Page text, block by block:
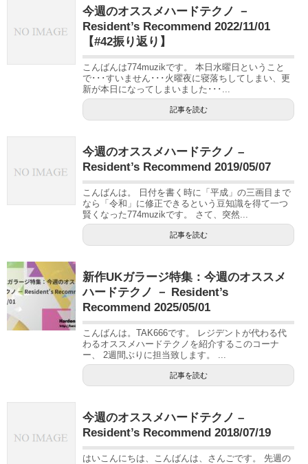
今週のオススメハードテクノ －
Resident’s Recommend 2022/11/01
【#42振り返り】
こんばんは774muzikです。 本日水曜日ということ
で･･･すいません･･･火曜夜に寝落ちしてしまい、更
新が本日になってしまいました･･･...
記事を読む
今週のオススメハードテクノ –
Resident’s Recommend 2019/05/07
こんばんは。 日付を書く時に「平成」の三画目まで
なら「令和」に修正できるという豆知識を得て一つ
賢くなった774muzikです。 さて、突然...
記事を読む
新作UKガラージ特集：今週のオススメ
ハードテクノ － Resident’s
Recommend 2025/05/01
こんばんは。TAK666です。 レジデントが代わる代
わるオススメハードテクノを紹介するこのコーナ
ー、 2週間ぶりに担当致します。 ...
記事を読む
今週のオススメハードテクノ –
Resident’s Recommend 2018/07/19
はいこんにちは、こんばんは、さんごです。 先週の